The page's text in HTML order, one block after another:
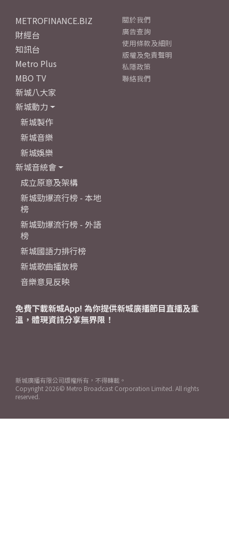
METROFINANCE.BIZ
財經台
知訊台
Metro Plus
MBO TV
新城八大家
新城動力
新城製作
新城音樂
新城娛樂
新城音統會
成立原意及架構
新城勁爆流行榜 - 本地
榜
新城勁爆流行榜 - 外語
榜
新城國語力排行榜
新城歌曲播放榜
音樂意見反映
關於我們
廣告查詢
使用條款及細則
版權及免責聲明
私隱政策
聯絡我們
免費下載新城App! 為你提供新城廣播節目直播及重
溫，體現資訊分享無界限！
新城廣播有限公司版權所有，不得轉載。
Copyright 2026© Metro Broadcast Corporation Limited. All rights
reserved.